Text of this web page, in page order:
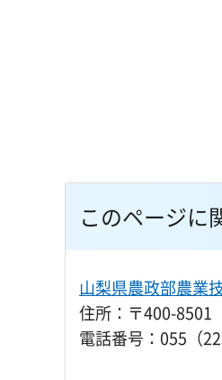
このページに
山梨県農政部農業
住所：〒400-
電話番号：055（